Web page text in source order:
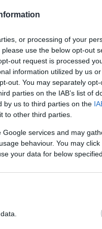
or processing of your
use the below opt-out
out request is processed
information utilized by us
out. You may separately
parties on the IAB’s list of
by us to third parties on the
to other third parties.
services and may
behaviour. You may
your data for below
is